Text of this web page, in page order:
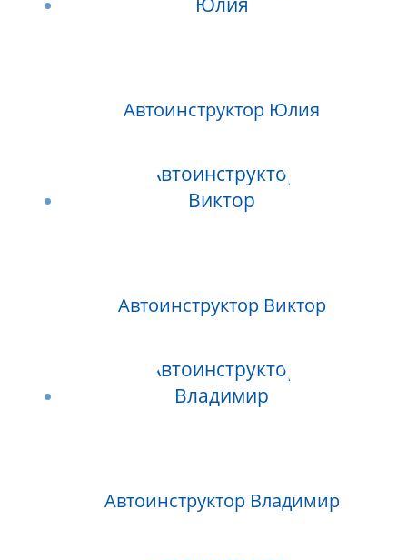
Автоинструктор Юлия
Автоинструктор Виктор
Автоинструктор Владимир